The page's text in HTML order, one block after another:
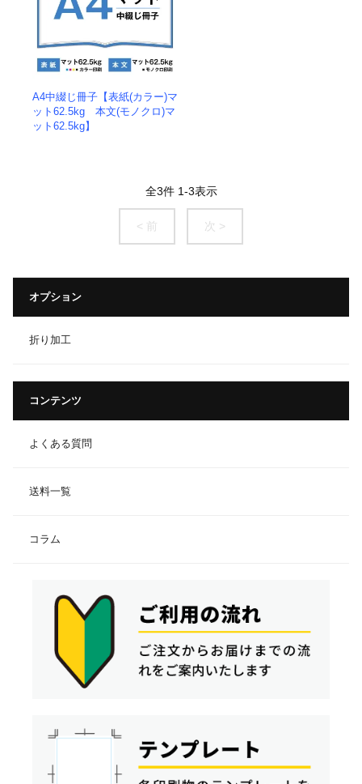
A4中綴じ冊子【表紙(カラー)マ
ット62.5kg 本文(モノクロ)マ
ット62.5kg】
全3件 1-3表示
< 前 次 >
オプション
折り加工
コンテンツ
よくある質問
送料一覧
コラム